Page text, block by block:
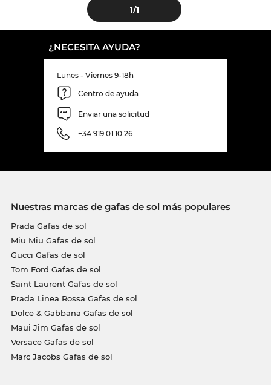
1/1
¿NECESITA AYUDA?
Lunes - Viernes 9-18h
Centro de ayuda
Enviar una solicitud
+34 919 01 10 26
Nuestras marcas de gafas de sol más populares
Prada Gafas de sol
Miu Miu Gafas de sol
Gucci Gafas de sol
Tom Ford Gafas de sol
Saint Laurent Gafas de sol
Prada Linea Rossa Gafas de sol
Dolce & Gabbana Gafas de sol
Maui Jim Gafas de sol
Versace Gafas de sol
Marc Jacobs Gafas de sol